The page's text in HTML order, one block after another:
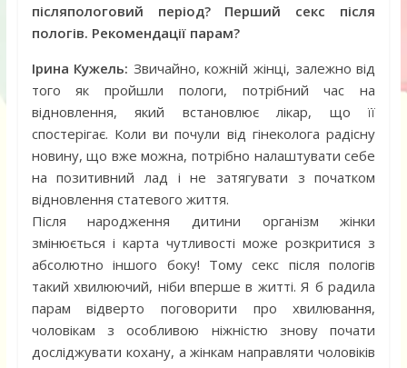
післяпологовий період? Перший секс після
пологів. Рекомендації парам?
Ірина Кужель: Звичайно, кожній жінці, залежно від
того як пройшли пологи, потрібний час на
відновлення, який встановлює лікар, що її
спостерігає. Коли ви почули від гінеколога радісну
новину, що вже можна, потрібно налаштувати себе
на позитивний лад і не затягувати з початком
відновлення статевого життя.
Після народження дитини організм жінки
змінюється і карта чутливості може розкритися з
абсолютно іншого боку! Тому секс після пологів
такий хвилюючий, ніби вперше в житті. Я б радила
парам відверто поговорити про хвилювання,
чоловікам з особливою ніжністю знову почати
досліджувати кохану, а жінкам направляти чоловіків